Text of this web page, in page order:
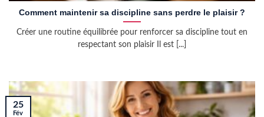
Comment maintenir sa discipline sans perdre le plaisir ?
Créer une routine équilibrée pour renforcer sa discipline tout en
respectant son plaisir Il est [...]
25
Fév